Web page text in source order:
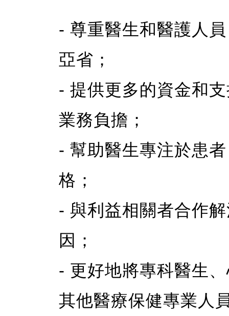
- 尊重醫生和醫護人
亞省；
- 提供更多的資金和
業務負擔；
- 幫助醫生專注於患
格；
- 與利益相關者合作
因；
- 更好地將專科醫生
其他醫療保健專業人